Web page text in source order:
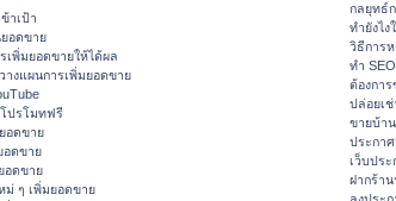
าเป้า
อดขาย
เพิ่มยอดขายให้ได้ผล
างแผนการเพิ่มยอดขาย
ปรโมทฟรี
อดขาย
อดขาย
อดขาย
ม่ ๆ เพิ่มยอดขาย
กลยุทธ์
ทํายังไง
วิธีการ
ทำ
ต้องการ
ปล่อยเ
ขายบ้า
ประกา
เว็บปร
ฝากร้า